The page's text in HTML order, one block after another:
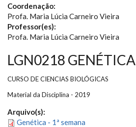
Coordenação:
Profa. Maria Lúcia Carneiro Vieira
Professor(es):
Profa. Maria Lúcia Carneiro Vieira
LGN0218 GENÉTICA
CURSO DE CIENCIAS BIOLÓGICAS
Material da Disciplina - 2019
Arquivo(s):
Genética - 1ª semana